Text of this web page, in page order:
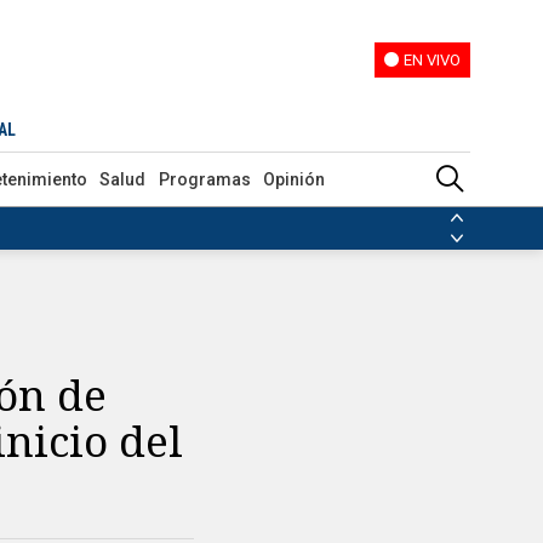
EN VIVO
Salud Programas Opinión
de
del